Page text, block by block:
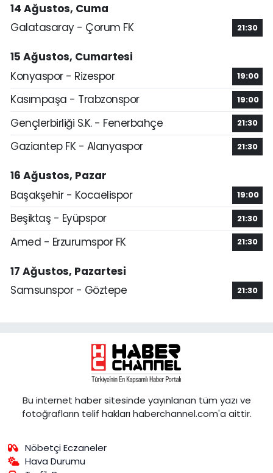
14 Ağustos, Cuma
Galatasaray - Çorum FK
21:30
15 Ağustos, Cumartesi
Konyaspor - Rizespor
19:00
Kasımpaşa - Trabzonspor 19:00
Gençlerbirliği S.K. - Fenerbahçe 21:30
Gaziantep FK - Alanyaspor 21:30
16 Ağustos, Pazar
Başakşehir - Kocaelispor
19:00
Beşiktaş - Eyüpspor 21:30
Amed - Erzurumspor FK 21:30
17 Ağustos, Pazartesi
Samsunspor - Göztepe
21:30
Bu internet haber sitesinde yayınlanan tüm yazı ve
fotoğrafların telif hakları haberchannel.com'a aittir.
Nöbetçi Eczaneler
Hava Durumu